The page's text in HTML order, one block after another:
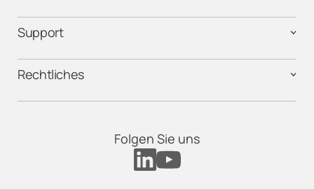
Support
Rechtliches
Folgen Sie uns